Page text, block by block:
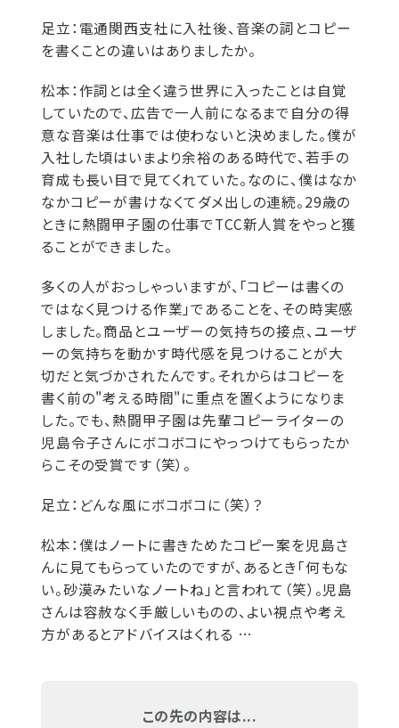
足立： 電通関西支社に入社後、音楽の詞とコピー
を書くことの違いはありましたか。
松本：作詞とは全く違う世界に入ったことは自覚
していたので、広告で一人前になるまで自分の得
意な音楽は仕事では使わないと決めました。僕が
入社した頃はいまより余裕のある時代で、若手の
育成も長い目で見てくれていた。なのに、僕はなか
なかコピーが書けなくてダメ出しの連続。29歳の
ときに熱闘甲子園の仕事でTCC新人賞をやっと獲
ることができました。
多くの人がおっしゃっいますが、「コピーは書くの
ではなく見つける作業」であることを、その時実感
しました。商品とユーザーの気持ちの接点、ユーザ
ーの気持ちを動かす時代感を見つけることが大
切だと気づかされたんです。それからはコピーを
書く前の"考える時間"に重点を置くようになりま
した。でも、熱闘甲子園は先輩コピーライターの
児島令子さんにボコボコにやっつけてもらったか
らこその受賞です（笑）。
足立： どんな風にボコボコに（笑）？
松本：僕はノートに書きためたコピー案を児島さ
んに見てもらっていたのですが、あるとき「何もな
い。砂漠みたいなノートね」と言われて（笑）。児島
さんは容赦なく手厳しいものの、よい視点や考え
方があるとアドバイスはくれる …
この先の内容は...